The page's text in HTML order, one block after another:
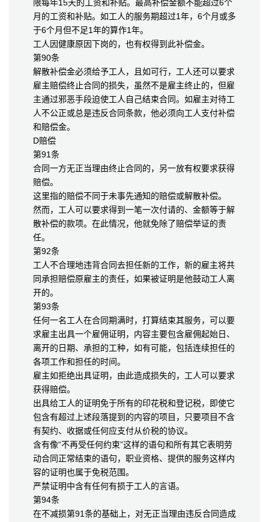
限每年15天的工资和补贴。最高补偿金额不能超过6个
月的工资和补贴。如工人的服务期超过1年，6个月或多
于6个月但不足1年的算作1年。
工人因健康原因下岗的，也有权得到此补偿金。
第90条
解散补偿金必须给予工人，且如可行，工人还可以要求
雇主赔偿终止合同的损失，虽然不是雇主终止的，但雇
主通过邪恶手段迫使工人自己结束合同。如雇主对待工
人不公正或总是违反合同条款，他必须向工人支付补偿
和赔偿金。
D赔偿
第91条
合同一方无正当理由终止合同的，另一放有权要求获得
赔偿。
这里指的赔偿不同于未事先通知的赔偿或解散补偿。
然而，工人可以要求得到一笔一次付请的、金额等于解
散补偿的款项。在此情况，他就免除了赔偿举证的责
任。
第92条
工人不合理地违背合同去担任新的工作，新的雇主将共
同承担赔偿原雇主的责任，如果被证明是他鼓动工人离
开的。
第93条
任何一名工人在合同期满时，打算结束其服务，可以要
求雇主出具一个雇佣证明，内容主要包含雇佣起始日、
离开的日期、承担的工种，如有可能，包括连续担任的
各项工作和担任的时间。
雇主如拒绝出具证明，由此造成损失的，工人可以要求
获得赔偿。
出具给工人的证明免于所有的印花税和登记税，即使它
包含有超过上述段落提到的内容的项目，只要项目不含
有契约、收据或任何应支付从价税的协议。
含有像“不再受任何约束”这样的语句和所有其它表明劳
动合同正常结束的语句，职业资格、提供的服务这样内
容的证明也属于免税范围。
严禁证明中含有任何有损于工人的言语。
第94条
在不减损第91条的基础上，对无正当理由违反合同造成